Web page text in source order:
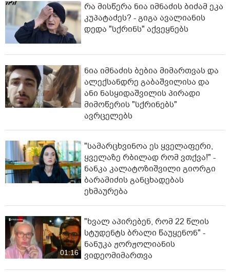
რა მისწერა ნია იმნაძის ბიძამ ეკა
კუპატაძეს? - გიგა ავალიანის
დედა "სქრინს" აქვეყნებს
ნია იმნაძის ბებია მიმართვას და
ალექსანდრე გაბაშვილისა და
ანი ნასყიდაშვილის პირადი
მიმოწერის "სქრინებს"
ავრცელებს
"სა­მარ­ცხვი­ნოა ეს ყვე­ლა­ფე­რი,
ყვე­ლა­ზე რბი­ლად რომ ვთქვა!" -
ნანკა კალატოზიშვილი გიორგი
ბარამიძის განცხადებას
ეხმაურება
01:16
"ხვალ აპირებენ, რომ 22 წლის
სტუდენტს ბრალი წაუყენონ" -
ნანუკა ჟორჟოლიანის
ვიდეომიმართვა